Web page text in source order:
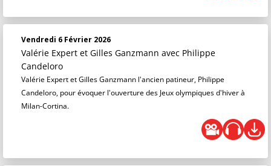
Vendredi 6 Février 2026
Valérie Expert et Gilles Ganzmann avec Philippe
Candeloro
Valérie Expert et Gilles Ganzmann l'ancien patineur, Philippe
Candeloro, pour évoquer l'ouverture des Jeux olympiques d'hiver à
Milan-Cortina.